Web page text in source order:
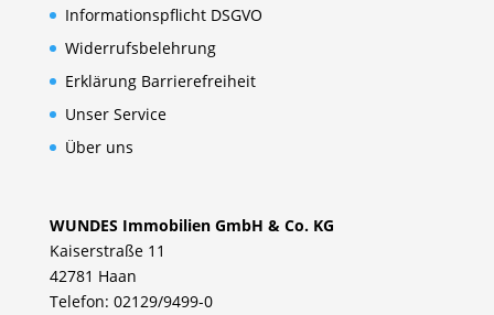
Informationspflicht DSGVO
Widerrufsbelehrung
Erklärung Barrierefreiheit
Unser Service
Über uns
WUNDES Immobilien GmbH & Co. KG
Kaiserstraße 11
42781 Haan
Telefon: 02129/9499-0